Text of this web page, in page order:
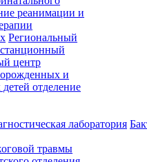
реанимации и
Региональный
центр
и
отделение
лаборатория
травмы